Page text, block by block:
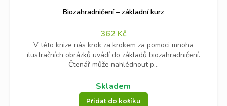
Biozahradničení – základní kurz
362 Kč
V této knize nás krok za krokem za pomoci mnoha
ilustračních obrázků uvádí do základů biozahradničení.
Čtenář může nahlédnout p...
Skladem
Přidat do košíku